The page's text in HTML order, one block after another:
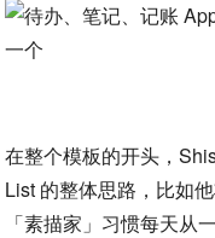
在整个模板的开头，
List 的整体思路，比如
「素描家」习惯每天从